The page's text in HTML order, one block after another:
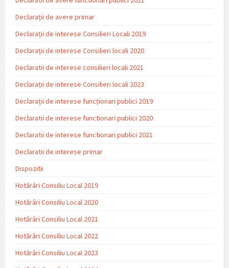
Declarații de avere primar
Declarații de interese Consilieri Locali 2019
Declarații de interese Consilieri locali 2020
Declaratii de interese consilieri locali 2021
Declarații de interese Consilieri locali 2023
Declarații de interese funcționari publici 2019
Declaratii de interese functionari publici 2020
Declaratii de interese functionari publici 2021
Declaratii de interese primar
Dispozitii
Hotărâri Consiliu Local 2019
Hotărâri Consiliu Local 2020
Hotărâri Consiliu Local 2021
Hotărâri Consiliu Local 2022
Hotărâri Consiliu Local 2023